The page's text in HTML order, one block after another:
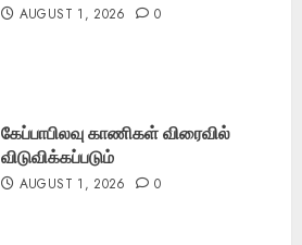
AUGUST 1, 2026 0
கேப்பாபிலவு காணிகள் விரைவில்
விடுவிக்கப்படும்
AUGUST 1, 2026 0